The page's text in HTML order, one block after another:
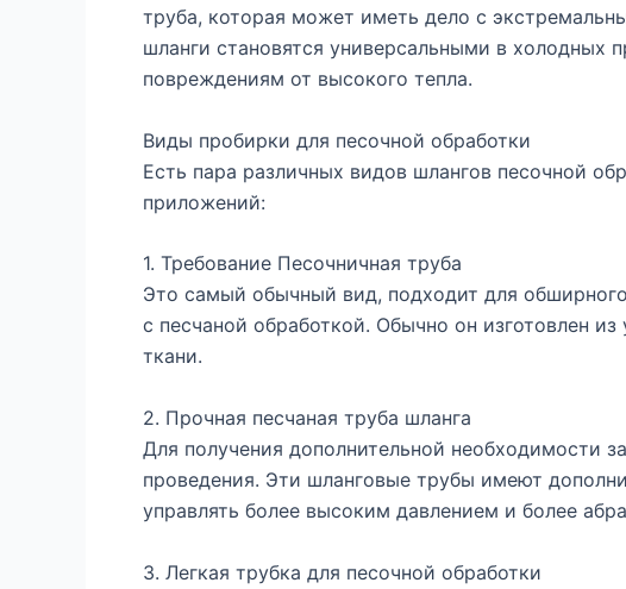
труба, которая может иметь дело с
шланги становятся универсальными в холодных
повреждениям от высокого тепла.
Виды пробирки для песочной обработки
Есть пара различных видов шлангов песочной
приложений:
1. Требование Песочничная труба
Это самый обычный вид, подходит для
с песчаной обработкой. Обычно он изготовлен
ткани.
2. Прочная песчаная труба шланга
Для получения дополнительной необходимости
проведения. Эти шланговые трубы имеют
управлять более высоким давлением и более
3. Легкая трубка для песочной обработки